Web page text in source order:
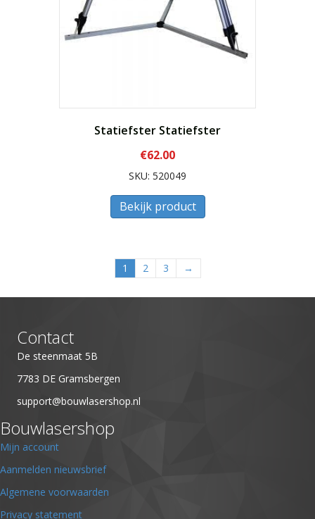
Statiefster Statiefster
€62.00
SKU: 520049
Bekijk product
1 2 3 →
Contact
De steenmaat 5B
7783 DE Gramsbergen
support@bouwlasershop.nl
Bouwlasershop
Mijn account
Aanmelden nieuwsbrief
Algemene voorwaarden
Privacy statement